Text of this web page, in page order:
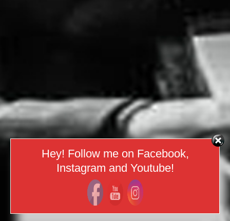
Hey! Follow me on Facebook,
Instagram and Youtube!